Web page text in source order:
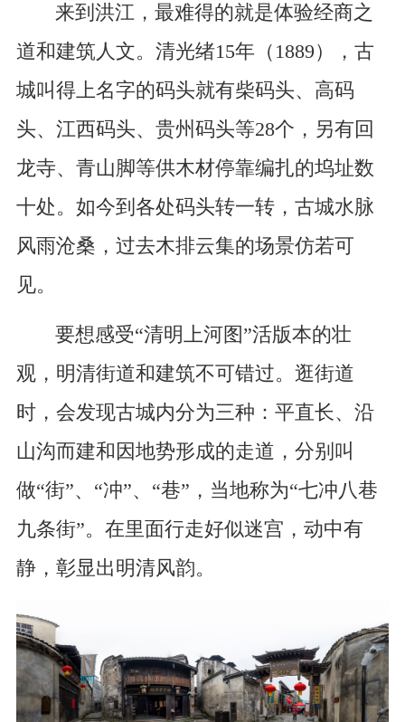
来到洪江，最难得的就是体验经商之
道和建筑人文。清光绪15年（1889），古
城叫得上名字的码头就有柴码头、高码
头、江西码头、贵州码头等28个，另有回
龙寺、青山脚等供木材停靠编扎的坞址数
十处。如今到各处码头转一转，古城水脉
风雨沧桑，过去木排云集的场景仿若可
见。
要想感受“清明上河图”活版本的壮
观，明清街道和建筑不可错过。逛街道
时，会发现古城内分为三种：平直长、沿
山沟而建和因地势形成的走道，分别叫
做“街”、“冲”、“巷”，当地称为“七冲八巷
九条街”。在里面行走好似迷宫，动中有
静，彰显出明清风韵。